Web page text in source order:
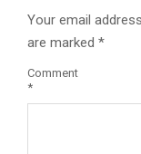
Your email
are marked *
Comment
*